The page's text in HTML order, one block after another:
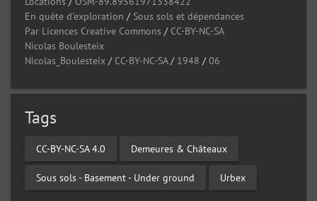
En quête d'exploration / Sous sols et dépendances
Par Licences Creative Commons / CC-BY-NC-SA
Nicolas Boulesteix
Nicolas_Boulesteix / CC-BY-NC-SA/ 1948 /06
Tags
CC-BY-NC-SA 4.0 Demeures & Châteaux
Sous sols - Basement - Under ground Urbex